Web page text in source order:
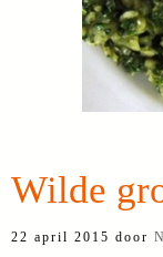
Wilde
22 april 2015 door